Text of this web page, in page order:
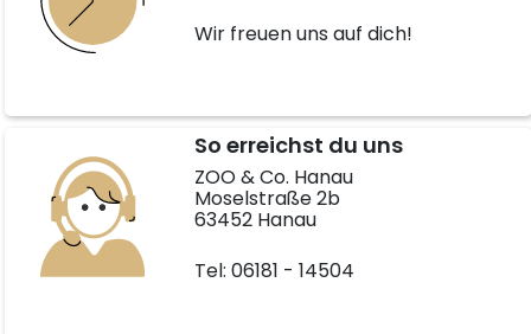
Wir freuen uns auf dich!
So erreichst du uns
ZOO & Co. Hanau
Moselstraße 2b
63452 Hanau
Tel: 06181 - 14504